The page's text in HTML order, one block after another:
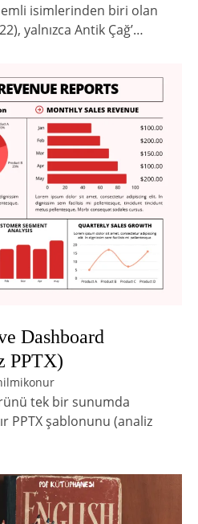
isimlerinden biri olan
yalnızca Antik Çağ’…
Dashboard
PPTX)
tek bir sunumda
PPTX şablonunu (analiz